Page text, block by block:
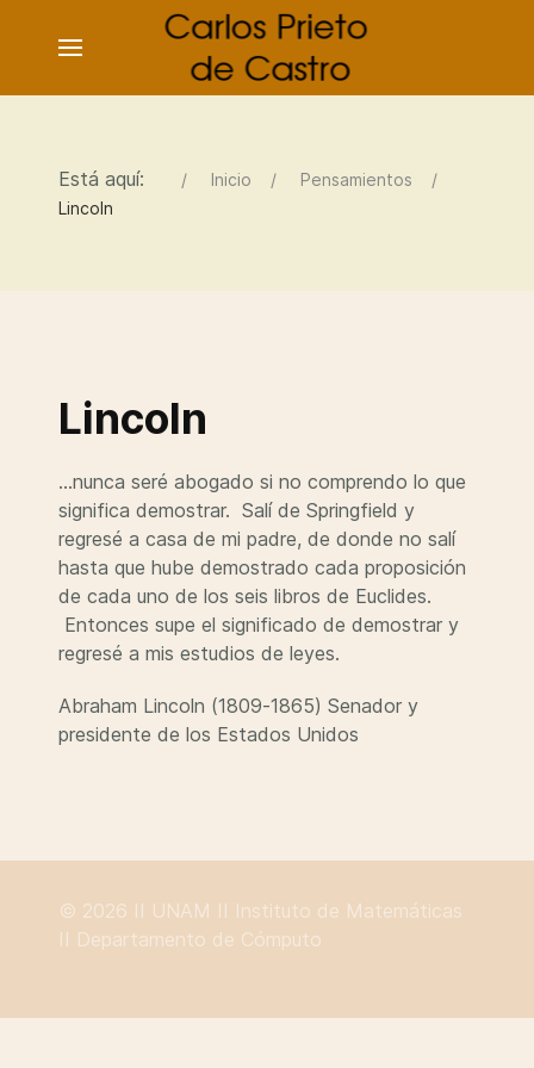
Está aquí: Inicio
Pensamientos
Lincoln
Lincoln
...nunca seré abogado si no comprendo lo que
significa demostrar. Salí de Springfield y
regresé a casa de mi padre, de donde no salí
hasta que hube demostrado cada proposición
de cada uno de los seis libros de Euclides.
Entonces supe el significado de demostrar y
regresé a mis estudios de leyes.
Abraham Lincoln (1809-1865) Senador y
presidente de los Estados Unidos
© 2026 II UNAM II Instituto de Matemáticas
II Departamento de Cómputo